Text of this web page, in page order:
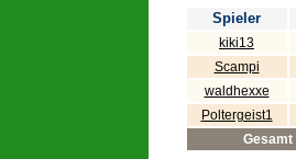
Spieler
kiki13
Scampi
waldhexxe
Poltergeist1
Gesamt